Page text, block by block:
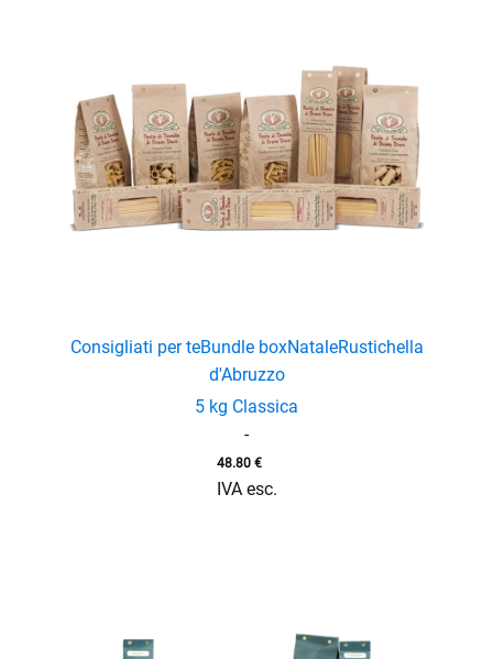
Consigliati per teBundle boxNataleRustichella
d'Abruzzo
5 kg Classica
-
48.80 €
IVA esc.